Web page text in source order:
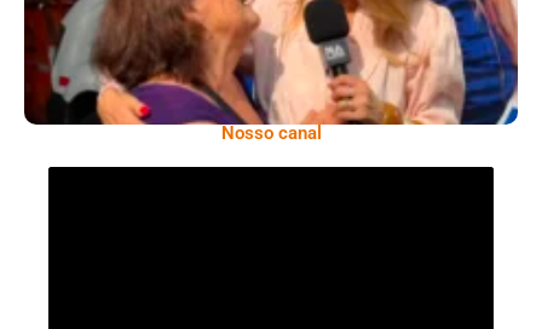
Nosso canal